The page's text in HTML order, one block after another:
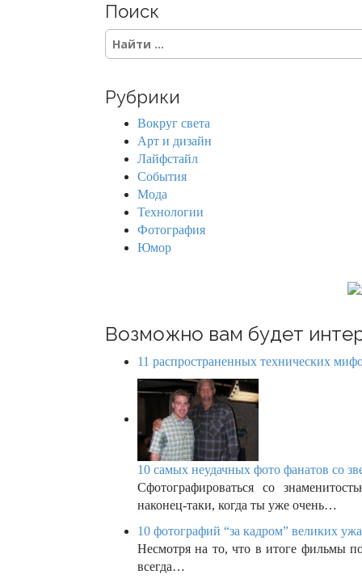
t
s
n
a
o
Поиск
S
e
c
Рубрики
Вокруг света
Арт и дизайн
Лайфстайл
События
Мода
Технологии
Фотография
Юмор
Возможно вам будет
11 распространенных технических
10 самых неудачных фото фанатов со
Сфотографироваться со
наконец-таки, когда ты уже очень…
10 фотографий “за кадром” великих
Несмотря на то, что в итоге фильмы
всегда…